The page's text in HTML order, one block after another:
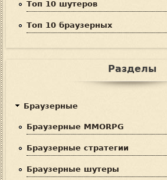
Топ 10 шутеров
Топ 10 браузерных
Разделы
Браузерные
Браузерные MMORPG
Браузерные стратегии
Браузерные шутеры